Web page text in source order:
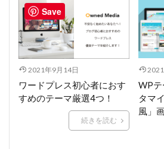
2021年9月14日
ワードプレス初心者におす
すめのテーマ厳選4つ！
続きを読む
WPテ
タマ
風」
Save